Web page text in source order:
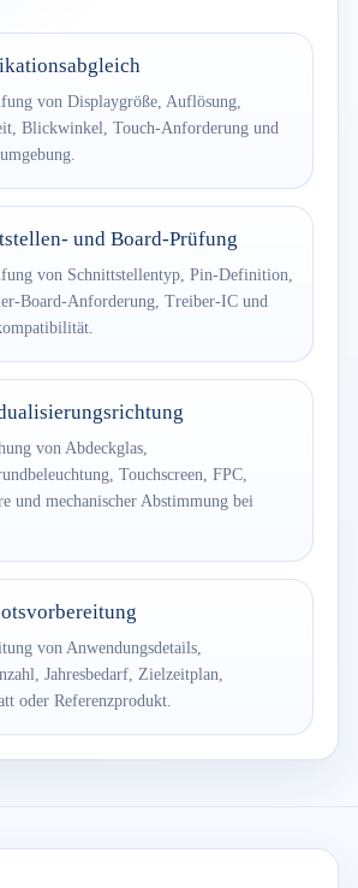
von Displaygröße, Auflösung,
Blickwinkel, Touch-Anforderung und
und Board-Prüfung
von Schnittstellentyp, Pin-Definition,
Board-Anforderung, Treiber-IC und
von Abdeckglas,
Touchscreen, FPC,
und mechanischer Abstimmung bei
von Anwendungsdetails,
Jahresbedarf, Zielzeitplan,
oder Referenzprodukt.